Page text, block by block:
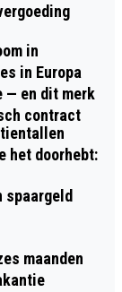
in
in Europa
— en dit merk
contract
het doorhebt:
spaargeld
maanden